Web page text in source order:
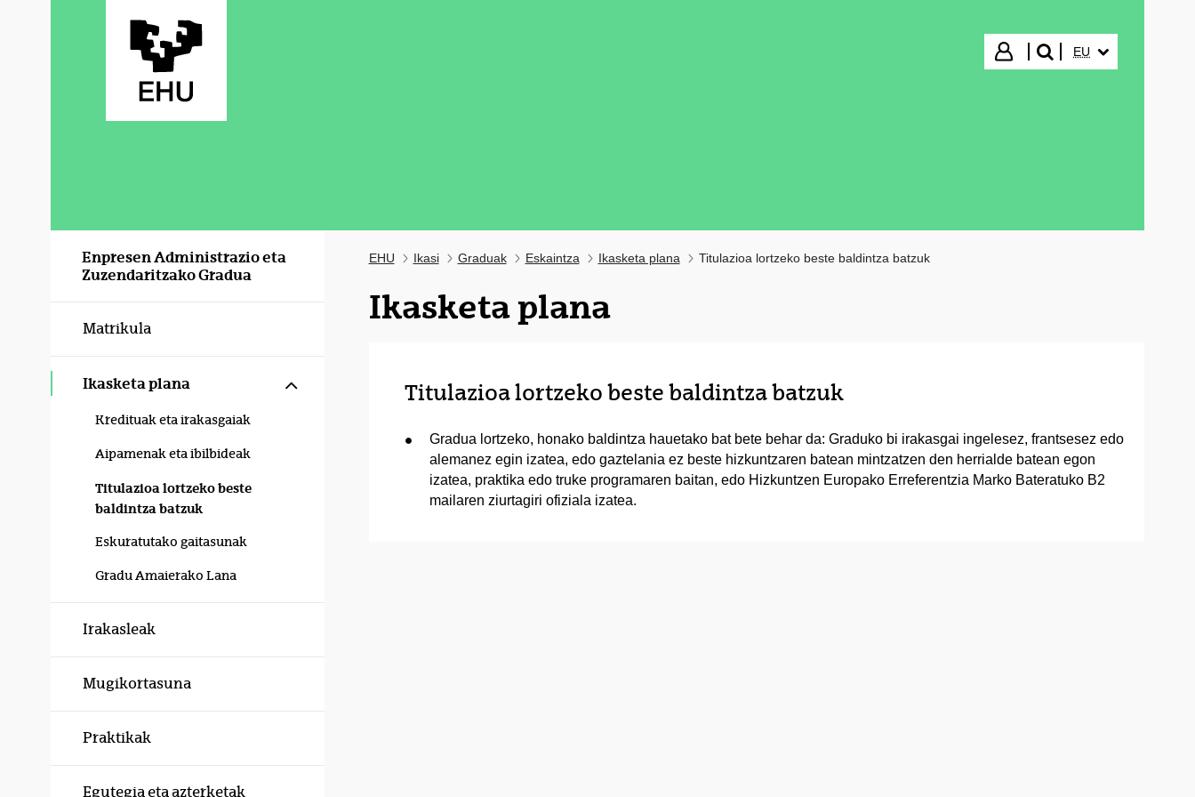
Hasi saioa
bilatu"
EU
Enpresen Administrazio eta
Zuzendaritzako Gradua
Matrikula
Ikasketa plana Erakutsi/izkutatu azpiorriak
Kredituak eta irakasgaiak
Aipamenak eta ibilbideak
Titulazioa lortzeko beste
baldintza batzuk
Eskuratutako gaitasunak
Gradu Amaierako Lana
Irakasleak
Mugikortasuna
Praktikak
Egutegia eta azterketak
EHU Ikasi Graduak Eskaintza Ikasketa plana Titulazioa lortzeko beste baldintza batzuk
Ikasketa plana
Titulazioa lortzeko beste baldintza batzuk
Gradua lortzeko, honako baldintza hauetako bat bete behar da: Graduko bi irakasgai ingelesez, frantsesez edo
alemanez egin izatea, edo gaztelania ez beste hizkuntzaren batean mintzatzen den herrialde batean egon
izatea, praktika edo truke programaren baitan, edo Hizkuntzen Europako Erreferentzia Marko Bateratuko B2
mailaren ziurtagiri ofiziala izatea.